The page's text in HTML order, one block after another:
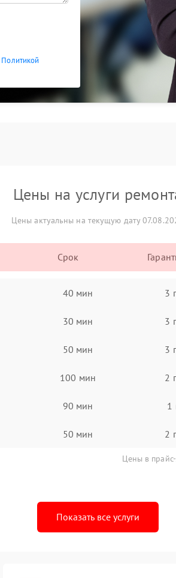
Политикой
Цены на услуги
Цены актуальны на текущую дату
Срок
40 мин 3
30 мин 3
50 мин 3
100 мин 2
90 мин 1
50 мин 2
Цены в
Показать все услуги